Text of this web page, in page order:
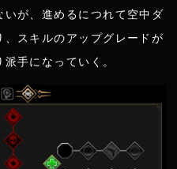
が、進めるにつれて空中ダ
スキルのアップグレードが
手になっていく。